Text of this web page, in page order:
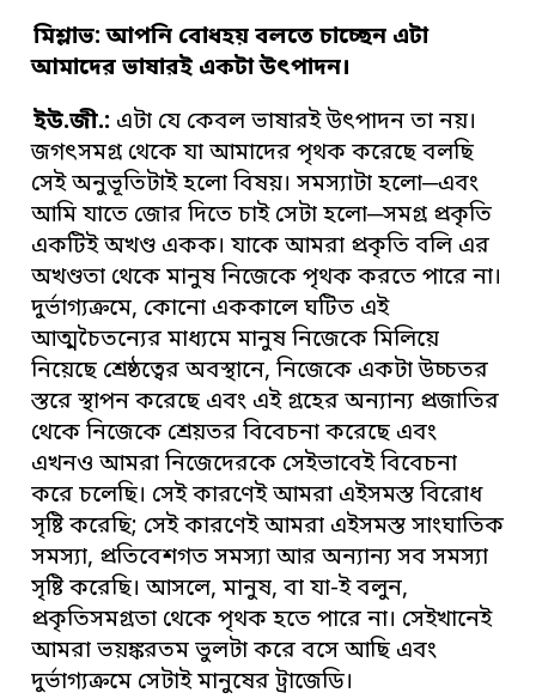
মিশ্লাভ: আপনি বোধহয় বলতে চাচ্ছেন এটা
আমাদের ভাষারই একটা উৎপাদন।
ইউ.জী.: এটা যে কেবল ভাষারই উৎপাদন তা নয়।
জগৎসমগ্র থেকে যা আমাদের পৃথক করেছে বলছি
সেই অনুভূতিটাই হলো বিষয়। সমস্যাটা হলো─এবং
আমি যাতে জোর দিতে চাই সেটা হলো─সমগ্র প্রকৃতি
একটিই অখণ্ড একক। যাকে আমরা প্রকৃতি বলি এর
অখণ্ডতা থেকে মানুষ নিজেকে পৃথক করতে পারে না।
দুর্ভাগ্যক্রমে, কোনো এককালে ঘটিত এই
আত্মচৈতন্যের মাধ্যমে মানুষ নিজেকে মিলিয়ে
নিয়েছে শ্রেষ্ঠত্বের অবস্থানে, নিজেকে একটা উচ্চতর
স্তরে স্থাপন করেছে এবং এই গ্রহের অন্যান্য প্রজাতির
থেকে নিজেকে শ্রেয়তর বিবেচনা করেছে এবং
এখনও আমরা নিজেদেরকে সেইভাবেই বিবেচনা
করে চলেছি। সেই কারণেই আমরা এইসমস্ত বিরোধ
সৃষ্টি করেছি; সেই কারণেই আমরা এইসমস্ত সাংঘাতিক
সমস্যা, প্রতিবেশগত সমস্যা আর অন্যান্য সব সমস্যা
সৃষ্টি করেছি। আসলে, মানুষ, বা যা-ই বলুন,
প্রকৃতিসমগ্রতা থেকে পৃথক হতে পারে না। সেইখানেই
আমরা ভয়ঙ্করতম ভুলটা করে বসে আছি এবং
দুর্ভাগ্যক্রমে সেটাই মানুষের ট্রাজেডি।